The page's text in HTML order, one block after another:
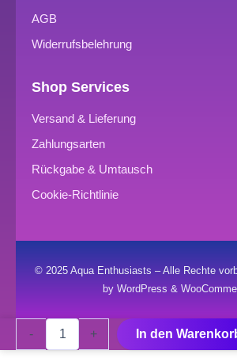
AGB
Widerrufsbelehrung
Shop Services
Versand & Lieferung
Zahlungsarten
Rückgabe & Umtausch
Cookie-Richtlinie
© 2025 Aqua Enthusiasts – Alle Rechte
by WordPress &
- + In den